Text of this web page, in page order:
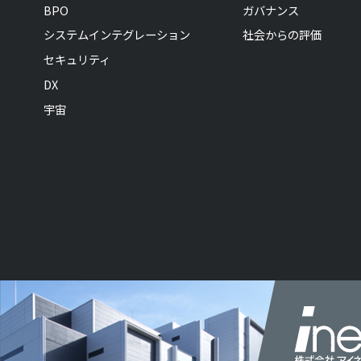
BPO
システムインテグレーション
セキュリティ
DX
宇宙
ガバナンス
社会からの評価